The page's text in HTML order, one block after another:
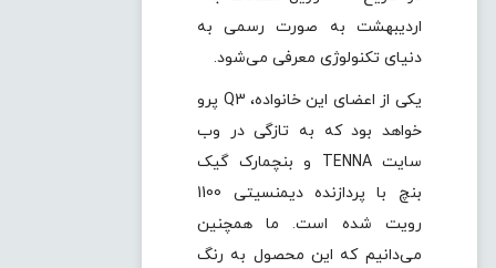
اردیبهشت به صورت رسمی به
دنیای تکنولوژی معرفی می‌شود.
یکی از اعضای این خانواده، Q3 پرو
خواهد بود که به تازگی در وب
سایتTENNA و بنچمارک گیک
بنچ با پردازنده دیمنسیتی 1100
رویت شده است. ما همچنین
می‌دانیم که این محصول به رنگ